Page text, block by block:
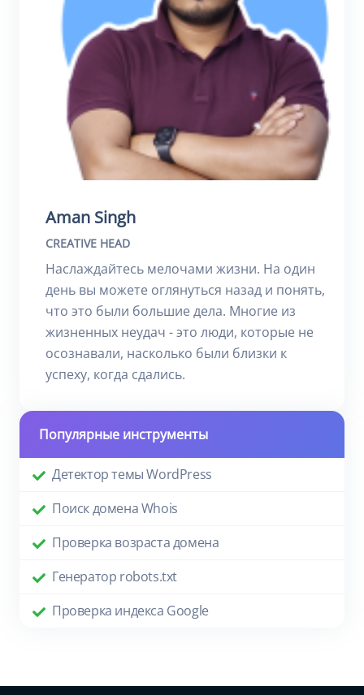
Aman Singh
CREATIVE HEAD
Наслаждайтесь мелочами жизни. На один
день вы можете оглянуться назад и понять,
что это были большие дела. Многие из
жизненных неудач - это люди, которые не
осознавали, насколько были близки к
успеху, когда сдались.
Популярные инструменты
Детектор темы WordPress
Поиск домена Whois
Проверка возраста домена
Генератор robots.txt
Проверка индекса Google